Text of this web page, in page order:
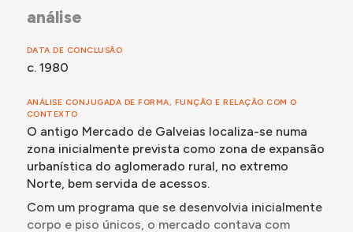
de um processo provisório na Repartição de
Melhoramentos Urbanos.
Nesse sentido, como forma de proceder ao pedido
formal de comparticipação do Estado para a
em novembro de 1968 pelo Arq. José Maria Soares
Borrego, tendo em vista um equipamento que
funcionasse com a autonomia necessária e
correspondesse à não necessidade de funcionamento
diário de todas as suas instalações – atendendo às já
referidas características do aglomerado.
Em março de 1969, é aberto o processo definitivo e,
após parecer de diversos serviços, entre os quais a
análise
DATA DE CONCLUSÃO
c. 1980
ANÁLISE CONJUGADA DE FORMA, FUNÇÃO E RELAÇÃO COM O
CONTEXTO
O antigo Mercado de Galveias localiza-se numa
zona inicialmente prevista como zona de expansão
urbanística do aglomerado rural, no extremo
Norte, bem servida de acessos.
Com um programa que se desenvolvia inicialmente
corpo e piso únicos, o mercado contava com